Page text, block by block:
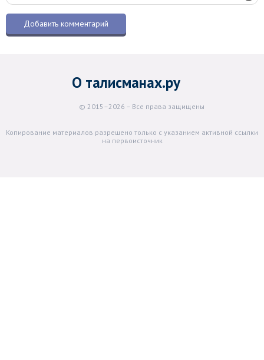
О талисманах.ру
© 2015–2026 – Все права защищены
Копирование материалов разрешено только с указанием активной ссылки
на первоисточник